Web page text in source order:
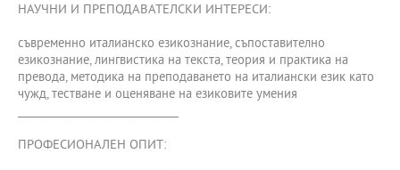
НАУЧНИ И ПРЕПОДАВАТЕЛСКИ ИНТЕРЕСИ:
съвременно италианско езикознание, съпоставително
езикознание, лингвистика на текста, теория и практика на
превода, методика на преподаването на италиански език като
чужд, тестване и оценяване на езиковите умения
ПРОФЕСИОНАЛЕН ОПИТ: